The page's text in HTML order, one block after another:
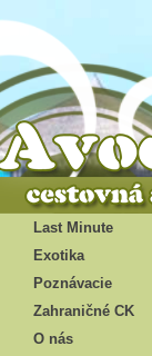
Last Minute
Exotika
Poznávacie
Zahraničné CK
O nás